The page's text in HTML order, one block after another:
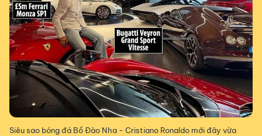
Siêu sao bóng đá Bồ Đào Nha - Cristiano Ronaldo mới đây vừa